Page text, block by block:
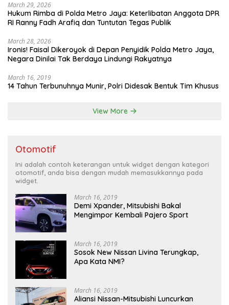
March 29, 2026
Hukum Rimba di Polda Metro Jaya: Keterlibatan Anggota DPR
RI Ranny Fadh Arafiq dan Tuntutan Tegas Publik
March 28, 2026
Ironis! Faisal Dikeroyok di Depan Penyidik Polda Metro Jaya,
Negara Dinilai Tak Berdaya Lindungi Rakyatnya
March 16, 2019
14 Tahun Terbunuhnya Munir, Polri Didesak Bentuk Tim Khusus
View More
Otomotif
Ini adalah contoh keterangan untuk widget dengan kategori
otomotif, anda bisa dengan mudah memasukkannya pada
widget.
March 16, 2019
Demi Xpander, Mitsubishi Bakal
Mengimpor Kembali Pajero Sport
March 16, 2019
Sosok New Nissan Livina Terungkap,
Apa Kata NMI?
March 16, 2019
Aliansi Nissan-Mitsubishi Luncurkan